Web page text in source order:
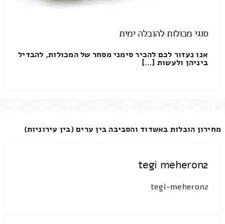
סוגי מכולות להובלה ימית
אנו נעזור לכם להכיר סימני מסחר של המכולות, להבדיל
ביניהן ולעשות […]
מחירון הובלות באשדוד והסביבה בין ערים (בין עירוניות)
tegi meheron2
tegi-meheron2